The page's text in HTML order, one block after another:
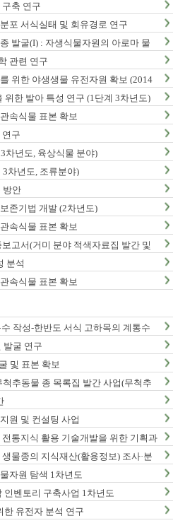
축 연구
포 서식실태 및 회유경로 연구
발굴(I) : 자생식물자원의 아로마 물
관련 연구
위한 야생생물 유전자원 확보 (2014
위한 발아 특성 연구 (1단계 3차년도)
속식물 표본 확보
구
차년도, 육상식물 분야)
차년도, 조류분야)
방안
존기법 개발 (2차년도)
속식물 표본 확보
고서(거미 분야 적색자료집 발간 및
분석
속식물 표본 확보
작성-한반도 서식 고하목의 계통수
) 최종 결과보고서
발굴 연구
및 표본 확보
추동물 종 목록집 발간 사업(무척추
원 및 컨설팅 사업
통지식 활용 기술개발을 위한 기획과
물종의 지식재산(활용정보) 조사·분
자원 탐색 1차년도
인벤토리 구축사업 1차년도
한 유전자 분석 연구